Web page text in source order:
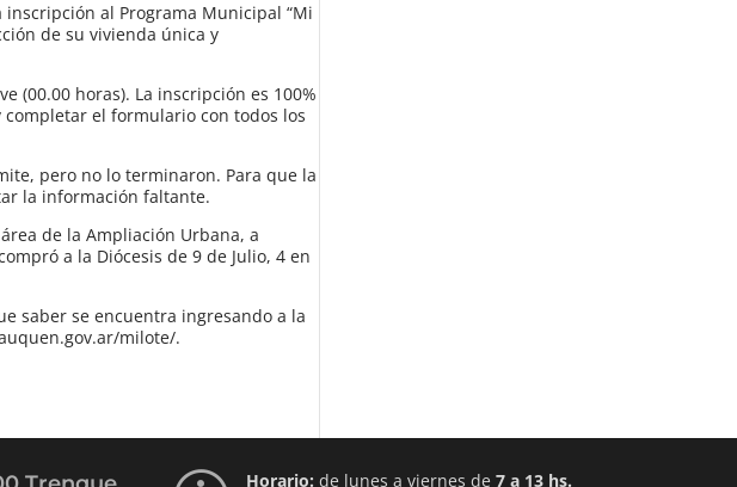
al Programa Municipal “Mi
de su vivienda única y
(00.00 horas). La inscripción es 100%
el formulario con todos los
pero no lo terminaron. Para que la
la información faltante.
de la Ampliación Urbana, a
a la Diócesis de 9 de Julio, 4 en
saber se encuentra ingresando a la
milote/.
Horario: de lunes a viernes de 7 a 13 hs.